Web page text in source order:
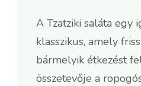
A Tzatziki saláta egy
klasszikus, amely
bármelyik étkezést
összetevője a